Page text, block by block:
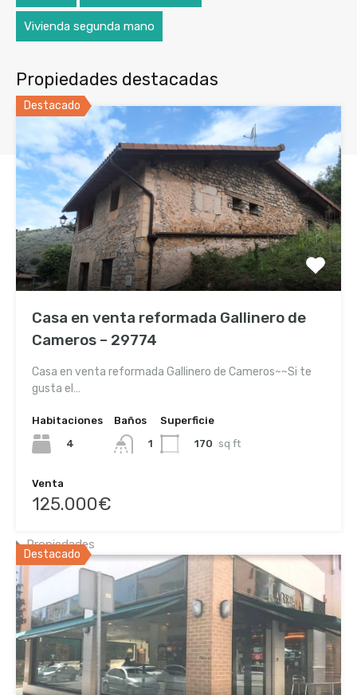
Vivienda segunda mano
Propiedades destacadas
Destacado
Casa en venta reformada Gallinero de
Cameros – 29774
Casa en venta reformada Gallinero de Cameros~~Si te
gusta el…
Habitaciones
4
Baños
1
Superficie
170 sq ft
Venta
125.000€
Destacado
Plaza De La Libertad 10 Bajo
info@navarraviviendas.net
Enlaces de interés
Propiedades
Sobre nosotros
Noticias
Contacto
Política de privacidad
Política de cookies